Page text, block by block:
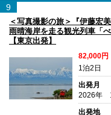
9
＜写真撮影の旅＞『伊藤
雨晴海岸を走る観光列車「
【東京出発】
82,000円
1泊2日
出発月
2026年
出発地